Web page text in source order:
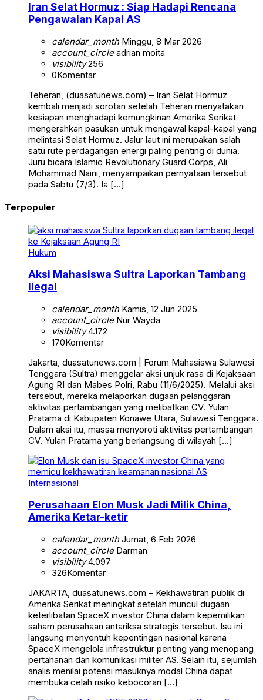
Iran Selat Hormuz : Siap Hadapi Rencana
Pengawalan Kapal AS
calendar_monthMinggu, 8 Mar 2026
account_circleadrian moita
visibility256
0Komentar
Teheran, (duasatunews.com) – Iran Selat Hormuz
kembali menjadi sorotan setelah Teheran menyatakan
kesiapan menghadapi kemungkinan Amerika Serikat
mengerahkan pasukan untuk mengawal kapal-kapal yang
melintasi Selat Hormuz. Jalur laut ini merupakan salah
satu rute perdagangan energi paling penting di dunia.
Juru bicara Islamic Revolutionary Guard Corps, Ali
Mohammad Naini, menyampaikan pernyataan tersebut
pada Sabtu (7/3). Ia […]
Terpopuler
Hukum
Aksi Mahasiswa Sultra Laporkan Tambang
Ilegal
calendar_monthKamis, 12 Jun 2025
account_circleNur Wayda
visibility4.172
170Komentar
Jakarta, duasatunews.com | Forum Mahasiswa Sulawesi
Tenggara (Sultra) menggelar aksi unjuk rasa di Kejaksaan
Agung RI dan Mabes Polri, Rabu (11/6/2025). Melalui aksi
tersebut, mereka melaporkan dugaan pelanggaran
aktivitas pertambangan yang melibatkan CV. Yulan
Pratama di Kabupaten Konawe Utara, Sulawesi Tenggara.
Dalam aksi itu, massa menyoroti aktivitas pertambangan
CV. Yulan Pratama yang berlangsung di wilayah […]
Internasional
Perusahaan Elon Musk Jadi Milik China,
Amerika Ketar-ketir
calendar_monthJumat, 6 Feb 2026
account_circleDarman
visibility4.097
326Komentar
JAKARTA, duasatunews.com – Kekhawatiran publik di
Amerika Serikat meningkat setelah muncul dugaan
keterlibatan SpaceX investor China dalam kepemilikan
saham perusahaan antariksa strategis tersebut. Isu ini
langsung menyentuh kepentingan nasional karena
SpaceX mengelola infrastruktur penting yang menopang
pertahanan dan komunikasi militer AS. Selain itu, sejumlah
analis menilai potensi masuknya modal China dapat
membuka celah risiko kebocoran […]